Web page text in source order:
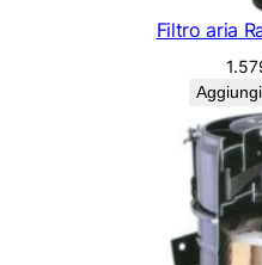
Filtro aria